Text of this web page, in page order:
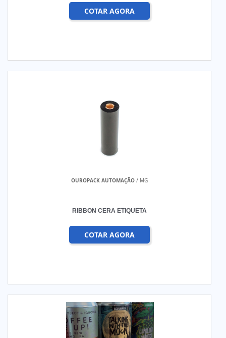
COTAR AGORA
OUROPACK AUTOMAÇÃO / MG
RIBBON CERA ETIQUETA
COTAR AGORA